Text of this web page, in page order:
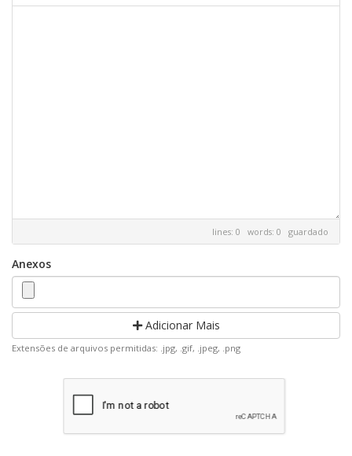
lines: 0 words: 0 guardado
Anexos
Adicionar Mais
Extensões de arquivos permitidas: .jpg, .gif, .jpeg, .png